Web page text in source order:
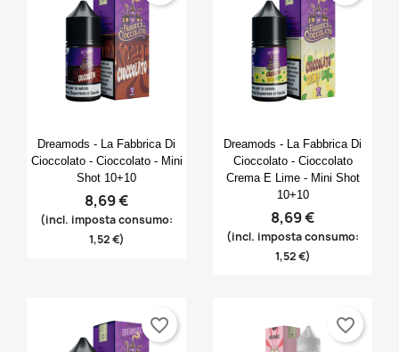
Anteprima
Dreamods - La Fabbrica Di
Cioccolato - Cioccolato - Mini
Shot 10+10
8,69 €
(incl. imposta consumo:
1,52 €)
Anteprima
Dreamods - La Fabbrica Di
Cioccolato - Cioccolato
Crema E Lime - Mini Shot
10+10
8,69 €
(incl. imposta consumo:
1,52 €)
favorite_border favorite_border